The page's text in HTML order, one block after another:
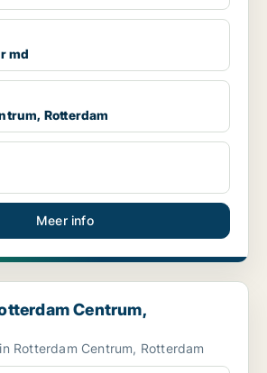
md
Rotterdam
Meer info
Centrum, Rotterdam
Centrum,
Rotterdam Centrum, Rotterdam